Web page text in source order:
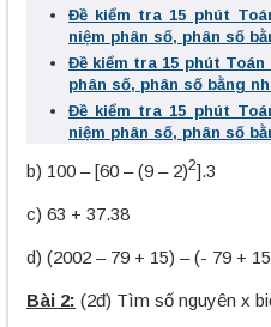
Đề kiểm tra 15 phút
niệm phân số, phân số
Đề kiểm tra 15 phút Toán
phân số, phân số bằng
Đề kiểm tra 15 phút
niệm phân số, phân số
b) 100 – [60 – (9 – 2)2].3
c) 63 + 37.38
d) (2002 – 79 + 15) – (- 79 +
Bài 2: (2đ) Tìm số nguyên x